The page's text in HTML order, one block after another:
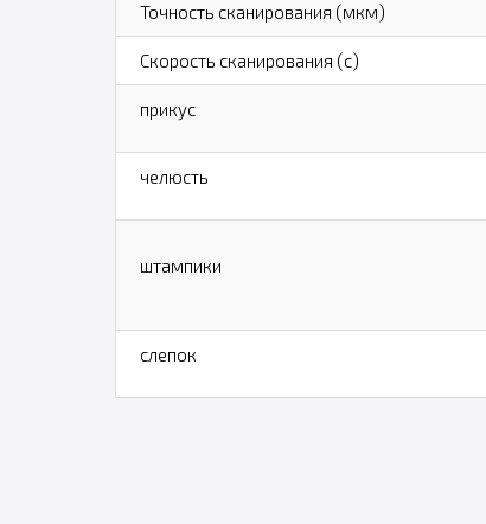
Точность сканирования (мкм)
Скорость сканирования (с)
прикус
челюсть
штампики
слепок